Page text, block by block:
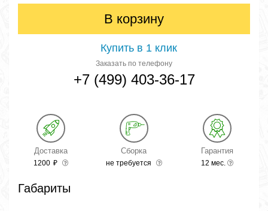
В корзину
Купить в 1 клик
Заказать по телефону
+7 (499) 403-36-17
Доставка
1200 ₽
Сборка
не требуется
Гарантия
12 мес.
Габариты